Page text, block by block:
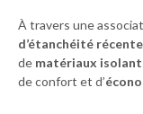
À travers une
d’étanchéité récente
de matériaux
de confort et d’